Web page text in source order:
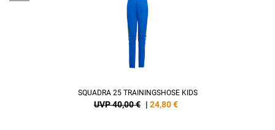
SQUADRA 25 TRAININGSHOSE KIDS
UVP 40,00 € | 24,80€